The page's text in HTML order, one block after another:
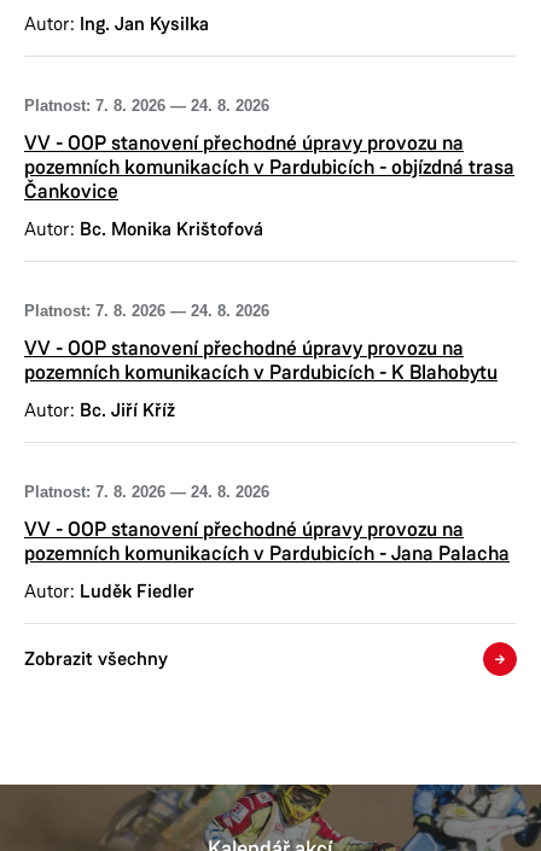
DIČ:CZ00274046
Provozní doba
Pondělí
8:00–11:30,
Úterý 8:00–11:30, 12:30–15:00
Středa
Čtvrtek 8:00–11:30,
Pátek 8:00–11:30, 12:30–14:00
po předchozí telefonické domluvě
Autor: Ing. Jan Kysilka
Platnost: 7. 8. 2026 — 24. 8. 2026
VV - OOP stanovení přechodné úpravy provozu na
pozemních komunikacích v Pardubicích - objízdná trasa
Čankovice
Autor: Bc. Monika Krištofová
Platnost: 7. 8. 2026 — 24. 8. 2026
VV - OOP stanovení přechodné úpravy provozu na
pozemních komunikacích v Pardubicích - K Blahobytu
Autor: Bc. Jiří Kříž
Platnost: 7. 8. 2026 — 24. 8. 2026
VV - OOP stanovení přechodné úpravy provozu na
pozemních komunikacích v Pardubicích - Jana Palacha
Autor: Luděk Fiedler
Zobrazit všechny